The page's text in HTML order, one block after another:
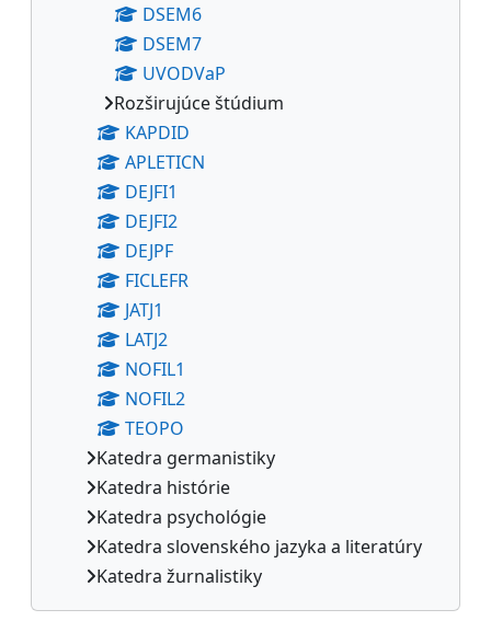
DSEM6
DSEM7
UVODVaP
Rozširujúce štúdium
KAPDID
APLETICN
DEJFI1
DEJFI2
DEJPF
FICLEFR
JATJ1
LATJ2
NOFIL1
NOFIL2
TEOPO
Katedra germanistiky
Katedra histórie
Katedra psychológie
Katedra slovenského jazyka a literatúry
Katedra žurnalistiky